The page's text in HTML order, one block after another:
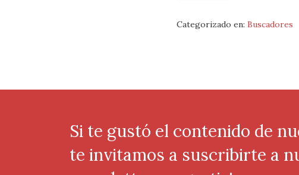
Categorizado en: Buscadores
Si te gustó el contenido de
te invitamos a suscribirte a